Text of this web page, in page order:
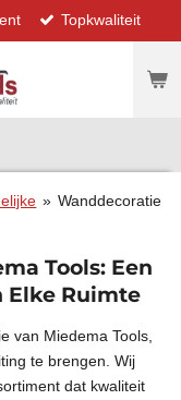
Topkwaliteit
» Wanddecoratie
Tools: Een
Elke Ruimte
van Miedema Tools,
te brengen. Wij
dat kwaliteit